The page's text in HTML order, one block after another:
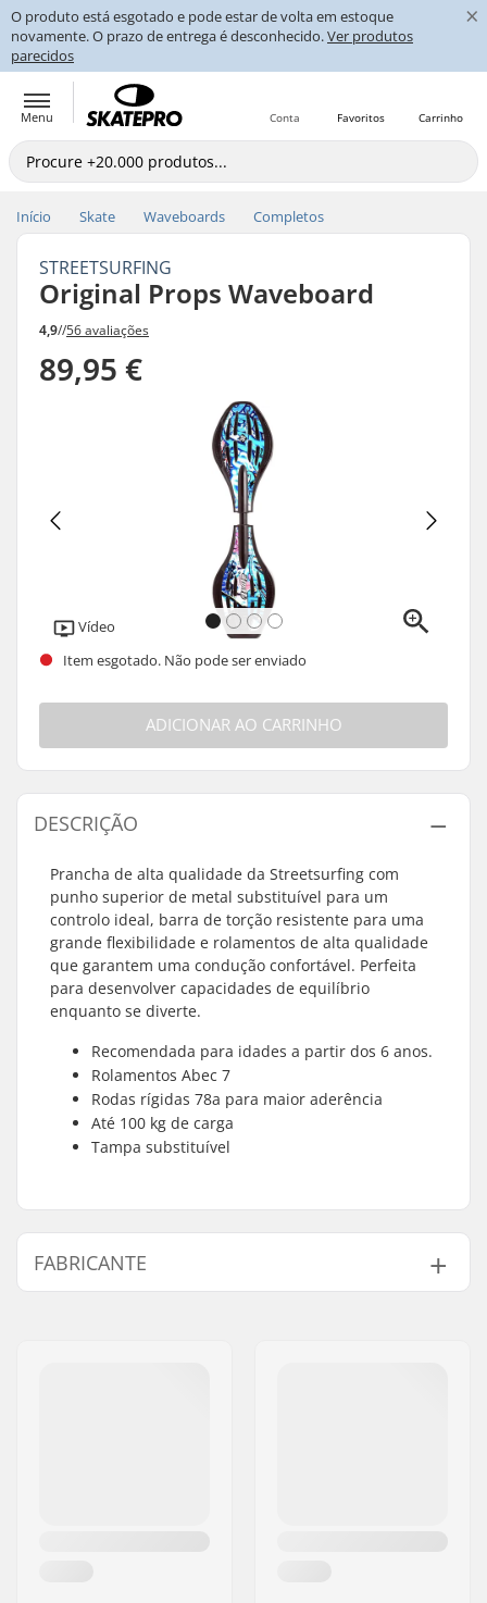
O produto está esgotado e pode estar de volta em estoque
novamente. O prazo de entrega é desconhecido.Ver produtos
parecidos
×
Menu Carrinho
Favoritos
Conta
Início Skate Waveboards Completos
STREETSURFING
Original Props Waveboard
4,9//56 avaliações
89,95 €
Vídeo
Item esgotado. Não pode ser enviado
ADICIONAR AO CARRINHO
DESCRIÇÃO
Prancha de alta qualidade da Streetsurfing com
punho superior de metal substituível para um
controlo ideal, barra de torção resistente para uma
grande flexibilidade e rolamentos de alta qualidade
que garantem uma condução confortável. Perfeita
para desenvolver capacidades de equilíbrio
enquanto se diverte.
Recomendada para idades a partir dos 6 anos.
Rolamentos Abec 7
Rodas rígidas 78a para maior aderência
Até 100 kg de carga
Tampa substituível
FABRICANTE